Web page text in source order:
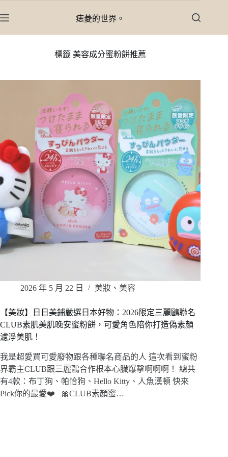
至
痣菱的世界。
標籤 美容成分蜜粉餅推薦
2026 年 5 月 22 日 美妝、美容
【美妝】日日美鋪嚴選日本好物：2026限定三麗鷗聯名
CLUB素肌美肌晚安蜜粉餅，可愛角色陪你打造偽素顏
濾淨美肌！
我是超愛買可愛廢物跟各種聯名商品的人 這次看到蜜粉
界霸主CLUB跟三麗鷗合作根本心臟爆擊啊啊啊！ 總共
有4款：布丁狗、帕恰狗、Hello Kitty、人魚漢頓 快來
Pick你的最愛❤️ 🎀CLUB素顏蜜…